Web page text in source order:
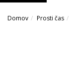
Domov Prosti čas